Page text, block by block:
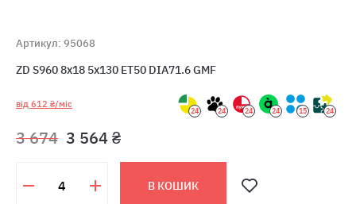
Артикул: 95068
ZD S960 8x18 5x130 ET50 DIA71.6 GMF
від 612 ₴/міс
24 24 24 24 15 24
3 674 3 564 ₴
В КОШИК